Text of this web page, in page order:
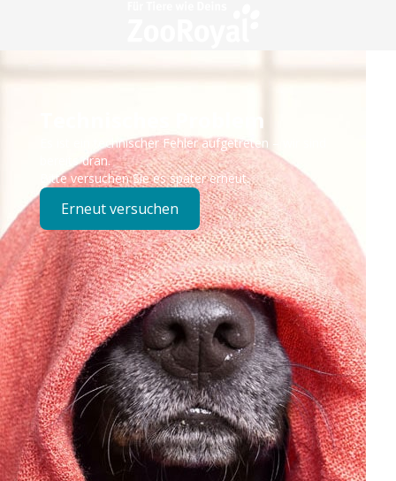
Technisches Problem
Es ist ein technischer Fehler aufgetreten – wir sind
bereits dran.
Bitte versuchen Sie es später erneut.
Erneut versuchen